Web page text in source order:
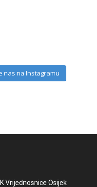
nas na Instagramu
Vrijednosnice Osijek